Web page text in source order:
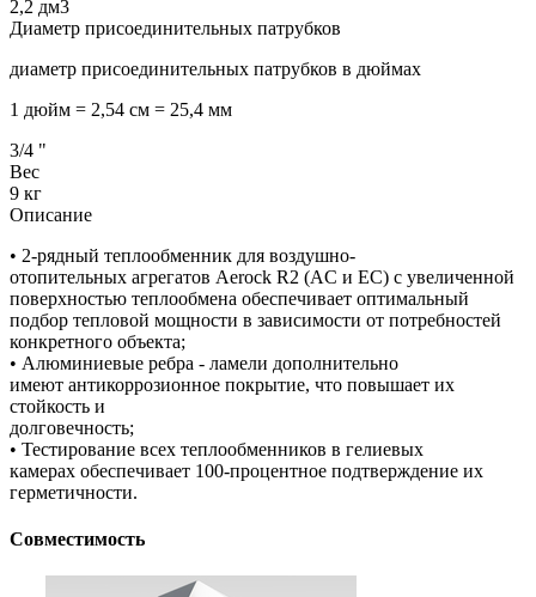
2,2 дм3
Диаметр присоединительных патрубков
диаметр присоединительных патрубков в дюймах
1 дюйм = 2,54 см = 25,4 мм
3/4 "
Вес
9 кг
Описание
• 2-рядный теплообменник для воздушно-
отопительных агрегатов Aerock R2 (AC и EC) с увеличенной
поверхностью теплообмена обеспечивает оптимальный
подбор тепловой мощности в зависимости от потребностей
конкретного объекта;
• Алюминиевые ребра - ламели дополнительно
имеют антикоррозионное покрытие, что повышает их
стойкость и
долговечность;
• Тестирование всех теплообменников в гелиевых
камерах обеспечивает 100-процентное подтверждение их
герметичности.
Совместимость